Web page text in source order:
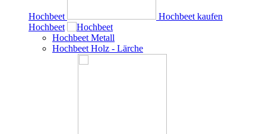
Hochbeet
Hochbeet kaufen
Hochbeet
Hochbeet Metall
Hochbeet Holz - Lärche